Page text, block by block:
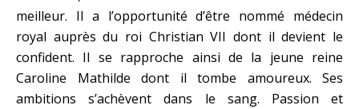
meilleur. Il a l’opportunité d’être nommé médecin
royal auprès du roi Christian VII dont il devient le
confident. Il se rapproche ainsi de la jeune reine
Caroline Mathilde dont il tombe amoureux. Ses
ambitions s’achèvent dans le sang. Passion et